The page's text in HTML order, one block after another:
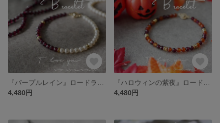
4,480円
4,480円